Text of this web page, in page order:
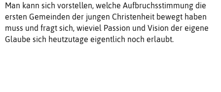
Man kann sich vorstellen, welche Aufbruchsstimmung die
ersten Gemeinden der jungen Christenheit bewegt haben
muss und fragt sich, wieviel Passion und Vision der eigene
Glaube sich heutzutage eigentlich noch erlaubt.